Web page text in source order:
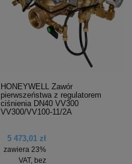
HONEYWELL Zawór
pierwszeństwa z regulatorem
ciśnienia DN40 VV300
VV300/VV100-11/2A
5 473,01 zł
zawiera 23%
VAT, bez